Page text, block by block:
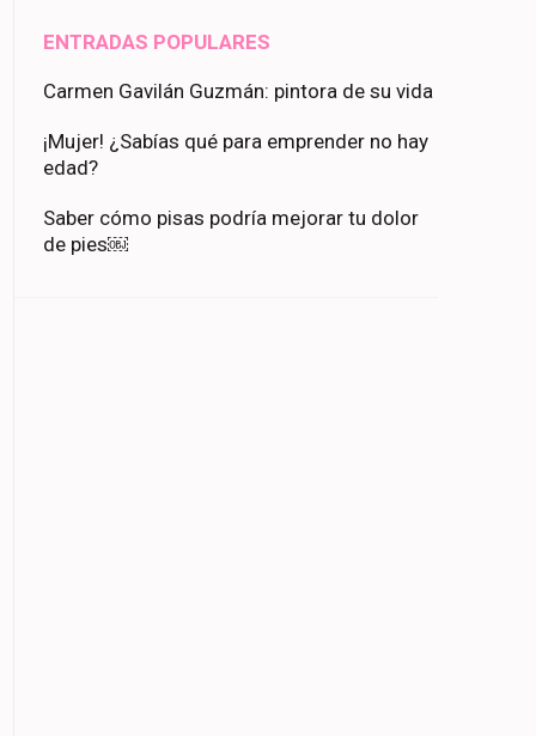
ENTRADAS POPULARES
Carmen Gavilán Guzmán: pintora de su vida
¡Mujer! ¿Sabías qué para emprender no hay
edad?
Saber cómo pisas podría mejorar tu dolor
de pies￼